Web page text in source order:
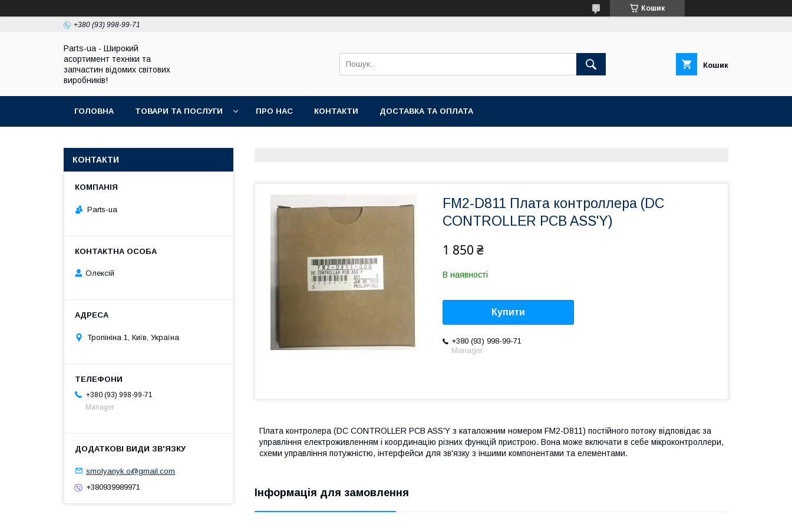
Кошик
+380 (93) 998-99-71
Parts-ua - Широкий
асортимент техніки та
запчастин відомих світових
виробників!
Кошик
ГОЛОВНА ТОВАРИ ТА ПОСЛУГИ ПРО НАС КОНТАКТИ ДОСТАВКА ТА ОПЛАТА
FM2-D811 Плата контроллера (DC
CONTROLLER PCB ASS'Y)
1 850 ₴
В наявності
Купити
+380 (93) 998-99-71
Мanager
Плата контролера (DC CONTROLLER PCB ASS'Y з каталожним номером FM2-D811) постійного потоку відповідає за
управління електроживленням і координацію різних функцій пристрою. Вона може включати в себе мікроконтроллери,
схеми управління потужністю, інтерфейси для зв'язку з іншими компонентами та елементами.
Інформація для замовлення
КОНТАКТИ
Parts-ua
Олексій
Тропініна 1, Київ, Україна
+380 (93) 998-99-71
Мanager
smolyanyk.o@gmail.com
+380939989971